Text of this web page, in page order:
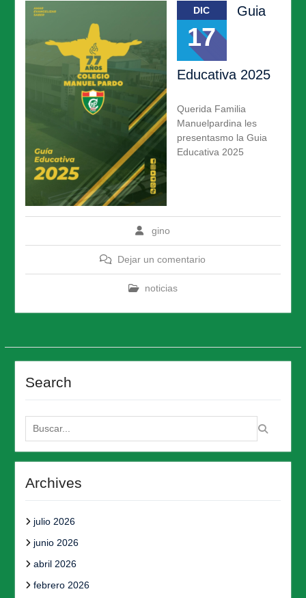
DIC
17
Guia
Educativa 2025
gino
Dejar un comentario
noticias
Querida Familia
Manuelpardina les
presentasmo la Guia
Educativa 2025
Search
Buscar:
Archives
julio 2026
junio 2026
abril 2026
febrero 2026